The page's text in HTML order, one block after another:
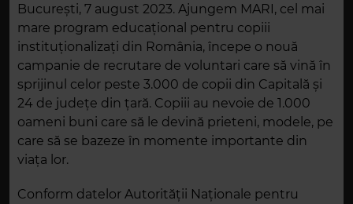
București, 7 august 2023. Ajungem MARI, cel mai
mare program educațional pentru copiii
instituționalizați din România, începe o nouă
campanie de recrutare de voluntari care să vină în
sprijinul celor peste 3.000 de copii din Capitală și
24 de județe din țară. Copiii au nevoie de 1.000
oameni buni care să le devină prieteni, modele, pe
care să se bazeze în momente importante din
viața lor.
Conform datelor Autorității Naționale pentru